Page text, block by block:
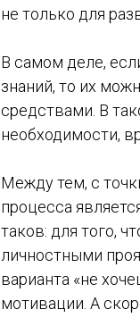
не только для
В самом деле,
знаний, то их
средствами. В
необходимости,
Между тем, с
процесса
таков: для того,
личностными
варианта «не
мотивации. А